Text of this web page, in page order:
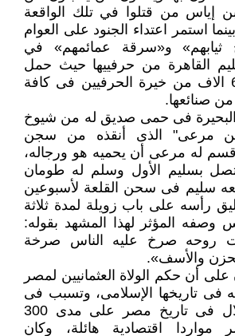
إياس من قتلوا في تلك الواقعة
استمر اعتداء الجنود على العوام
ثيابهم» و«سرقة عمائمهم» في
القاهرة من حرفييها حيث حمل
معه الى استانبول 6 الاف من خيرة الحرفيين فى كافة
صنائعها.
فى حمى صديق له من شيوخ
مرعى" الذى أنقذه من سجن
له مرعى أن يحميه هو ورجاله،
بسليم الأول وسلم له طومان
سليم فى سحن القلعة لأسبوعين
رأسه على باب زويلة لمدة ثلاثة
وصفه المؤثر لهذا المشهد بقوله:
روحه صرخ عليه الناس صرخة
والأسف».
أن حكم الولاة العثمانيين لمصر
فى تاريخها الإسلامى، وتسبب فى
أطول فترة اضمحلال فى تاريخ مصر على مدى 300
اقتصادية هائلة، وكان